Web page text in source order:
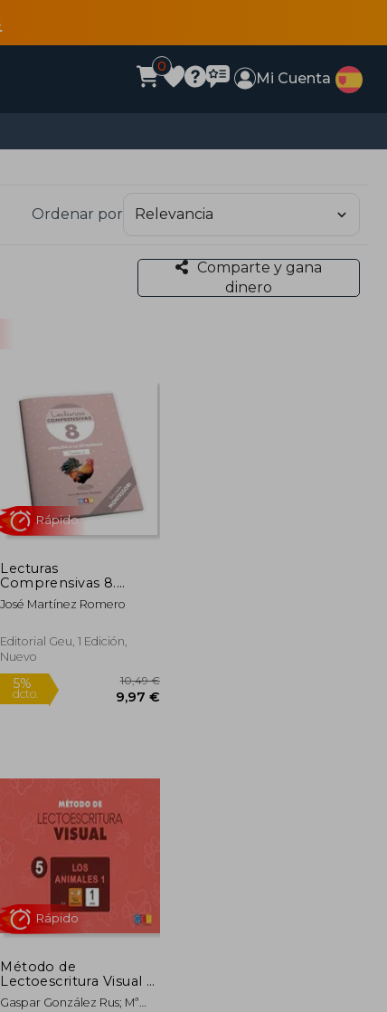
0
Mi Cuenta
Ordenar por
Comparte y gana
dinero
9,97 €
Lecturas
Comprensivas 8.
Pauta Montessori
José Martínez Romero
Editorial Geu, 1 Edición,
Nuevo
Método de
Lectoescritura Visual 5
- los Animales 1
Gaspar González Rus; Mª